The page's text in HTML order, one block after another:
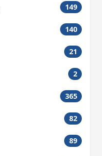
149
140
21
2
365
82
89